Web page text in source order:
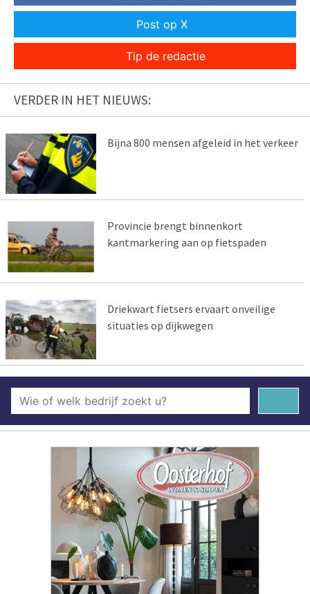
Post op X
Tip de redactie
VERDER IN HET NIEUWS:
Bijna 800 mensen afgeleid in het verkeer
Provincie brengt binnenkort
kantmarkering aan op fietspaden
Driekwart fietsers ervaart onveilige
situaties op dijkwegen